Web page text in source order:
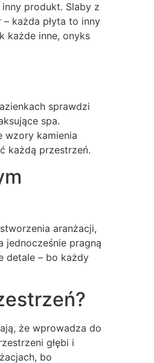
produkt. Slaby z
każda płyta to inny
każde inne, onyks
sprawdzi
spa.
wzory kamienia
każdą przestrzeń.
aranżacji,
jednocześnie pragną
detale – bo każdy
że wprowadza do
głębi i
bo